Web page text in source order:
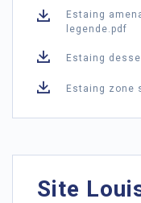
Estaing
legende.pdf
Estaing
Estaing zone
Site